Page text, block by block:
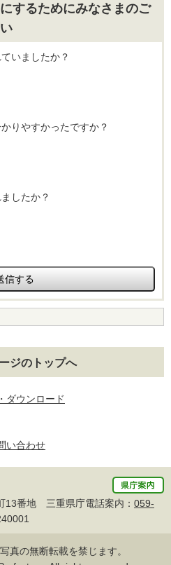
するためにみなさまのご
いましたか？
りやすかったですか？
したか？
ジのトップへ
ダウンロード
い合わせ
番地 三重県庁電話案内： 059-
真の無断転載を禁じます。